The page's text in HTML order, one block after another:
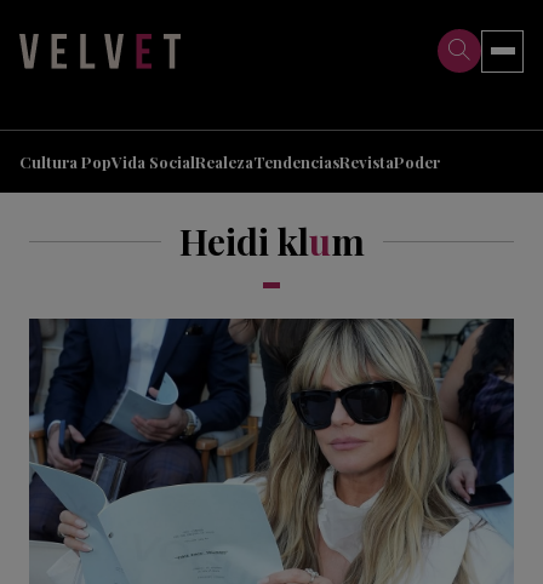
Cultura PopVida SocialRealezaTendenciasRevistaPoder
Heidi klum